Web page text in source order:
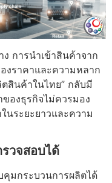
ง การนำเข้าสินค้าจาก
งราคาและความหลาก
สินค้าในไทย” กลับมี
องธุรกิจไม่ควรมอง
นระยะยาวและความ
วจสอบได้
คุมกระบวนการผลิตได้